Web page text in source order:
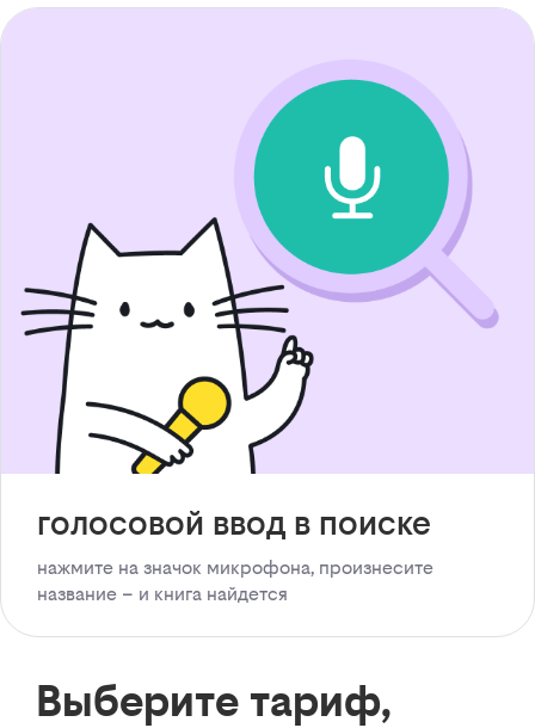
голосовой ввод в поиске
нажмите на значок микрофона, произнесите
название – и книга найдется
Выберите тариф,